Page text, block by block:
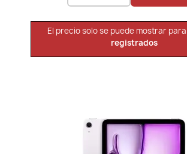
El precio solo se puede mostrar para
registrados